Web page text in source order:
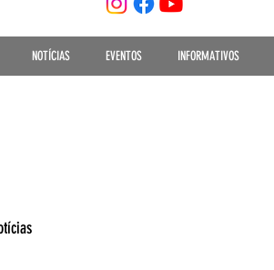
NOTÍCIAS EVENTOS INFORMATIVOS